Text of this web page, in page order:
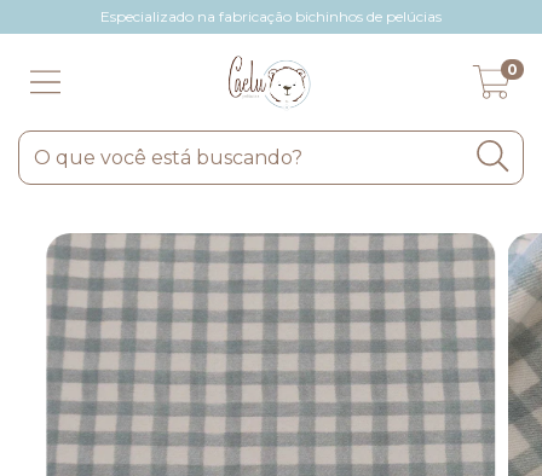
Especializado na fabricação bichinhos de pelúcias
0